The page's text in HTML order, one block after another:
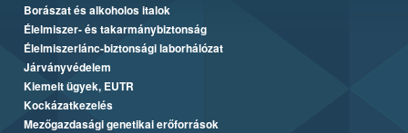
Borászat és alkoholos italok
Élelmiszer- és takarmánybiztonság
Élelmiszerlánc-biztonsági laborhálózat
Járványvédelem
Kiemelt ügyek, EUTR
Kockázatkezelés
Mezőgazdasági genetikai erőforrások